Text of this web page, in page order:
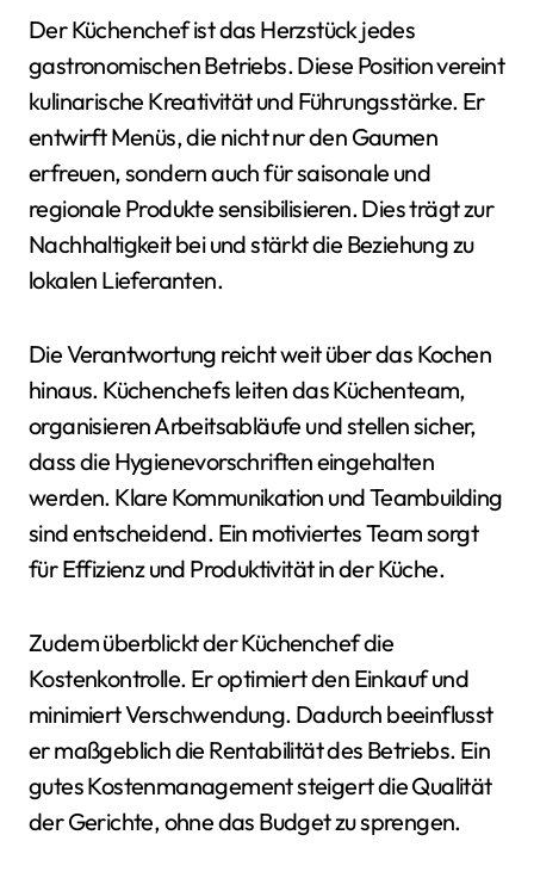
Der Küchenchef ist das Herzstück jedes
gastronomischen Betriebs. Diese Position vereint
kulinarische Kreativität und Führungsstärke. Er
entwirft Menüs, die nicht nur den Gaumen
erfreuen, sondern auch für saisonale und
regionale Produkte sensibilisieren. Dies trägt zur
Nachhaltigkeit bei und stärkt die Beziehung zu
lokalen Lieferanten.
Die Verantwortung reicht weit über das Kochen
hinaus. Küchenchefs leiten das Küchenteam,
organisieren Arbeitsabläufe und stellen sicher,
dass die Hygienevorschriften eingehalten
werden. Klare Kommunikation und Teambuilding
sind entscheidend. Ein motiviertes Team sorgt
für Effizienz und Produktivität in der Küche.
Zudem überblickt der Küchenchef die
Kostenkontrolle. Er optimiert den Einkauf und
minimiert Verschwendung. Dadurch beeinflusst
er maßgeblich die Rentabilität des Betriebs. Ein
gutes Kostenmanagement steigert die Qualität
der Gerichte, ohne das Budget zu sprengen.